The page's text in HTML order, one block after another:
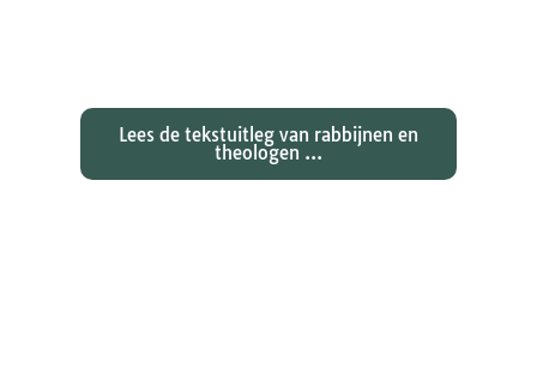
Lees de tekstuitleg van rabbijnen en
theologen ...